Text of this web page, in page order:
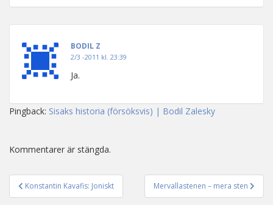
BODIL Z
2/3 -2011 kl. 23:39
Ja.
Pingback: Sisaks historia (försöksvis) | Bodil Zalesky
Kommentarer är stängda.
Inläggsnavigering
Konstantin Kavafis: Joniskt Mervallastenen – mera sten